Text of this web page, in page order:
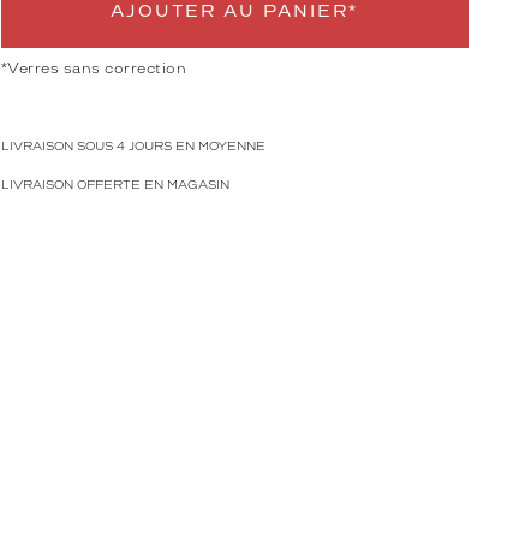
AJOUTER AU PANIER*
*Verres sans correction
LIVRAISON SOUS 4 JOURS EN MOYENNE
LIVRAISON OFFERTE EN MAGASIN